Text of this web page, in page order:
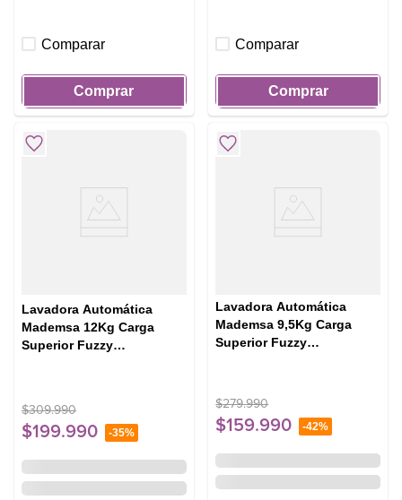
Comparar
Comprar
Comparar
Comprar
Lavadora Automática
Mademsa 12Kg Carga
Superior Fuzzy
$309.990
$199.990 -35%
Lavadora Automática
Mademsa 9,5Kg Carga
Superior Fuzzy
$279.990
$159.990 -42%